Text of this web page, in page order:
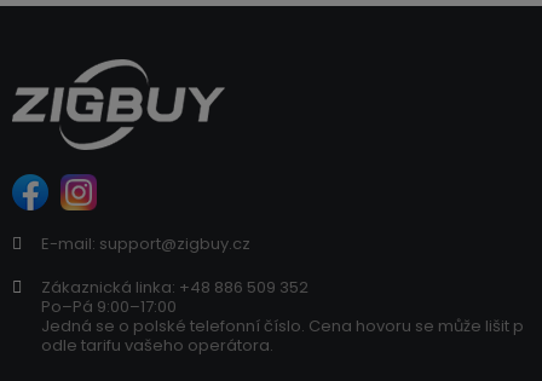
E-mail: support@zigbuy.cz
Zákaznická linka: +48 886 509 352
Po–Pá 9:00–17:00
Jedná se o polské telefonní číslo. Cena hovoru se může lišit p
odle tarifu vašeho operátora.